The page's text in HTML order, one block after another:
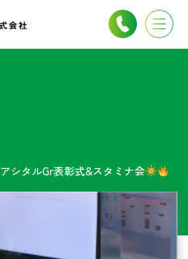
アシタルGr表彰式&スタミナ会